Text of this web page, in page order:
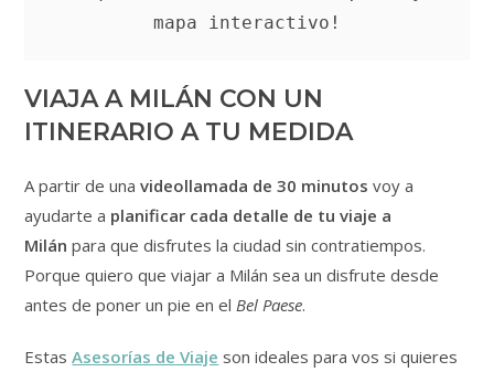
mapa interactivo!
VIAJA A MILÁN CON UN
ITINERARIO A TU MEDIDA
A partir de unavideollamada de 30 minutos voy a
ayudarte a planificar cada detalle de tu viaje a
Milán para que disfrutes la ciudad sin contratiempos.
Porque quiero que viajar a Milán sea un disfrute desde
antes de poner un pie en elBel Paese.
EstasAsesorías de Viaje son ideales para vos si quieres